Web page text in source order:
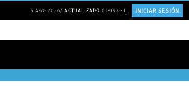
5 AGO 2026 ACTUALIZADO 01:09CET INICIAR SESIÓN
en GRECIA